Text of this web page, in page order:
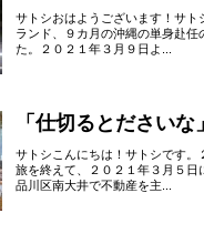
サトシおはようございます！サ
ランド、９カ月の沖縄の単身赴
た。２０２１年３月９日よ...
「仕切るとださいな」
サトシこんにちは！サトシです
旅を終えて、２０２１年３月５
品川区南大井で不動産を主...